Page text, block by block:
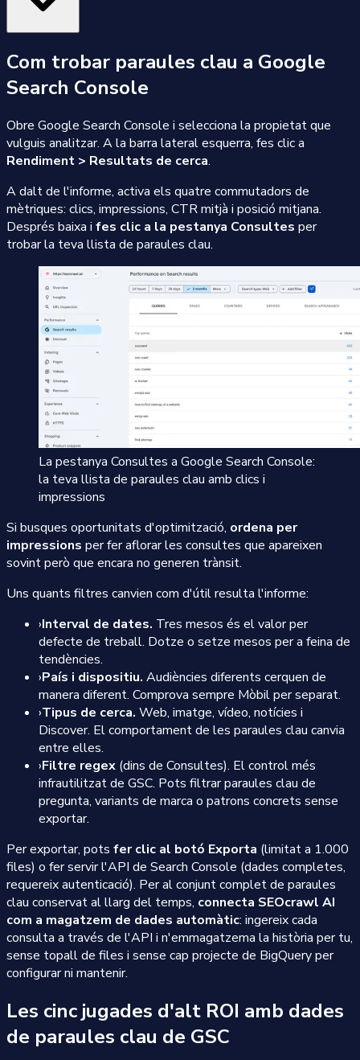
Com trobar paraules clau a Google
Search Console
Obre Google Search Console i selecciona la propietat que
vulguis analitzar. A la barra lateral esquerra, fes clic a
Rendiment > Resultats de cerca.
A dalt de l'informe, activa els quatre commutadors de
mètriques: clics, impressions, CTR mitjà i posició mitjana.
Després baixa i fes clic a la pestanya Consultes per
trobar la teva llista de paraules clau.
La pestanya Consultes a Google Search Console:
la teva llista de paraules clau amb clics i
impressions
Si busques oportunitats d'optimització, ordena per
impressions per fer aflorar les consultes que apareixen
sovint però que encara no generen trànsit.
Uns quants filtres canvien com d'útil resulta l'informe:
›Interval de dates. Tres mesos és el valor per
defecte de treball. Dotze o setze mesos per a feina de
tendències.
›País i dispositiu. Audiències diferents cerquen de
manera diferent. Comprova sempre Mòbil per separat.
›Tipus de cerca. Web, imatge, vídeo, notícies i
Discover. El comportament de les paraules clau canvia
entre elles.
›Filtre regex (dins de Consultes). El control més
infrautilitzat de GSC. Pots filtrar paraules clau de
pregunta, variants de marca o patrons concrets sense
exportar.
Per exportar, pots fer clic al botó Exporta (limitat a 1.000
files) o fer servir l'API de Search Console (dades completes,
requereix autenticació). Per al conjunt complet de paraules
clau conservat al llarg del temps, connecta SEOcrawl AI
com a magatzem de dades automàtic: ingereix cada
consulta a través de l'API i n'emmagatzema la història per tu,
sense topall de files i sense cap projecte de BigQuery per
configurar ni mantenir.
Les cinc jugades d'alt ROI amb dades
de paraules clau de GSC